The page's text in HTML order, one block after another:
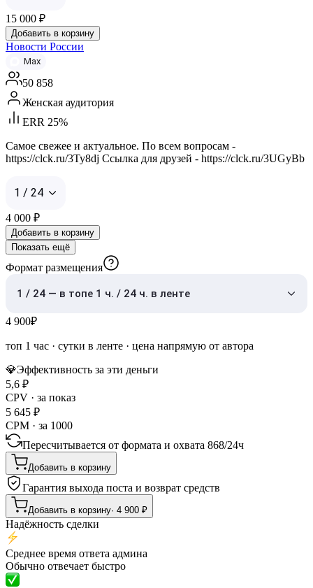
15 000 ₽
Добавить в корзину
Новости России
Max
50 858
Женская аудитория
ERR 25%
Самое свежее и актуальное. По всем вопросам -
https://clck.ru/3Ty8dj Ссылка для друзей - https://clck.ru/3UGyBb
1 / 24
4 000 ₽
Добавить в корзину
Показать ещё
Формат размещения
1 / 24 — в топе 1 ч. / 24 ч. в ленте
4 900₽
топ 1 час · сутки в ленте · цена напрямую от автора
💎Эффективность за эти деньги
5,6 ₽
CPV · за показ
5 645 ₽
CPM · за 1000
Пересчитывается от формата и охвата 868/24ч
Добавить в корзину
Гарантия выхода поста и возврат средств
Добавить в корзину· 4 900 ₽
Надёжность сделки
Среднее время ответа админа
Обычно отвечает быстро